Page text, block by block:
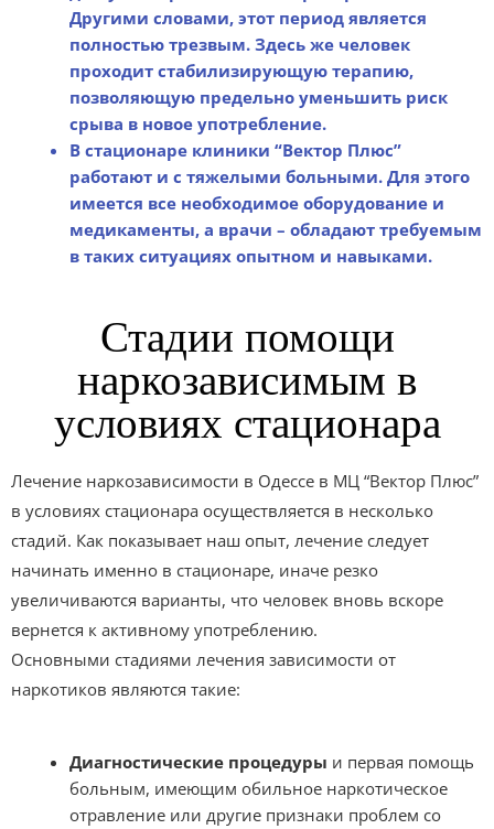
Другими словами, этот период является
полностью трезвым. Здесь же человек
проходит стабилизирующую терапию,
позволяющую предельно уменьшить риск
срыва в новое употребление.
В стационаре клиники “Вектор Плюс”
работают и с тяжелыми больными. Для этого
имеется все необходимое оборудование и
медикаменты, а врачи – обладают требуемым
в таких ситуациях опытном и навыками.
Стадии помощи
наркозависимым в
условиях стационара
Лечение наркозависимости в Одессе в МЦ “Вектор Плюс”
в условиях стационара осуществляется в несколько
стадий. Как показывает наш опыт, лечение следует
начинать именно в стационаре, иначе резко
увеличиваются варианты, что человек вновь вскоре
вернется к активному употреблению.
Основными стадиями лечения зависимости от
наркотиков являются такие:
Диагностические процедуры и первая помощь
больным, имеющим обильное наркотическое
отравление или другие признаки проблем со